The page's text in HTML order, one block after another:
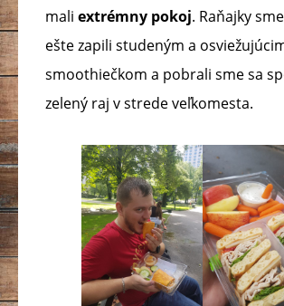
mali extrémny pokoj. Raňajky
ešte zapili studeným a
smoothiečkom a pobrali sme sa
zelený raj v strede veľkomesta.